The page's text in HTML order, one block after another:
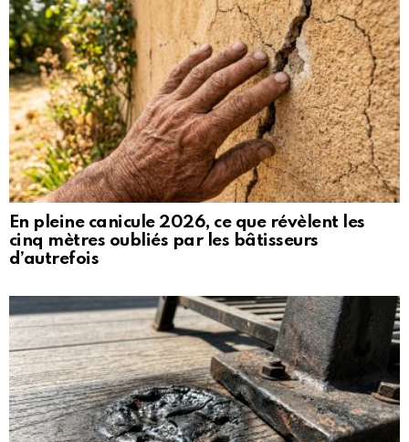
En pleine canicule 2026, ce que révèlent les
cinq mètres oubliés par les bâtisseurs
d’autrefois